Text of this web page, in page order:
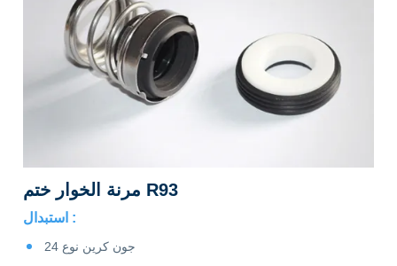
مرنة الخوار ختم R93
استبدال :
جون كرين نوع 24